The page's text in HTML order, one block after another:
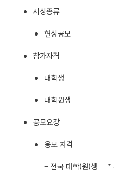
시상종류
현상공모
참가자격
대학생
대학원생
공모요강
응모 자격
– 전국 대학(원)생 *